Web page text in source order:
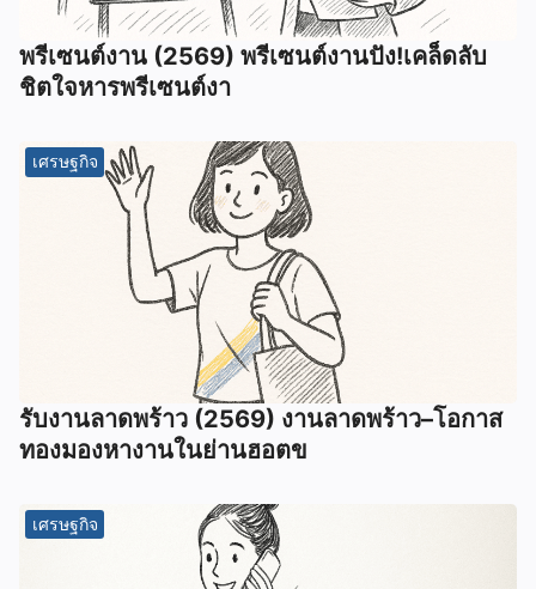
พรีเซนต์งาน (2569) พรีเซนต์งานปัง!เคล็ดลับ
ชิตใจหารพรีเซนต์งา
เศรษฐกิจ
รับงานลาดพร้าว (2569) งานลาดพร้าว–โอกาส
ทองมองหางานในย่านฮอตข
เศรษฐกิจ